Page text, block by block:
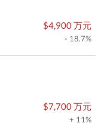
$4,900 万元
- 18.7%
$7,700 万元
+ 11%